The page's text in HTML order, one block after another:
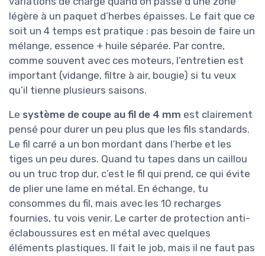
minimum.
Les rouessont assez larges, avec un bandage
qui tient bien sur sol un peu meuble. Ce n’est
pas du pneu gonflé, donc pas de risque de
crevaison, mais du coup le confort n’est pas le
même que sur des roues avec chambre à air. Ça
correct. À voir dans le temps si l’axe de roue et
les fixations ne prennent pas de jeu, c’est
souvent là que ça fatigue sur ce type de
machine. Pour l’instant, après plusieurs
sessions, rien à signaler.
Lemoteur 4 temps de 161 cm³est un bloc
assez standard pour ce genre d’outil. On n’est
pas sur une marque moteur premium type
Honda, mais sur quelque chose de plus